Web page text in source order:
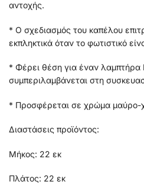
αντοχής.
* Ο σχεδιασμός του καπέλου
εκπληκτικά όταν το φωτιστικό
* Φέρει θέση για έναν λαμπτήρα
συμπεριλαμβάνεται στη
* Προσφέρεται σε χρώμα μαύρο-
Διαστάσεις προϊόντος:
Μήκος: 22 εκ
Πλάτος: 22 εκ